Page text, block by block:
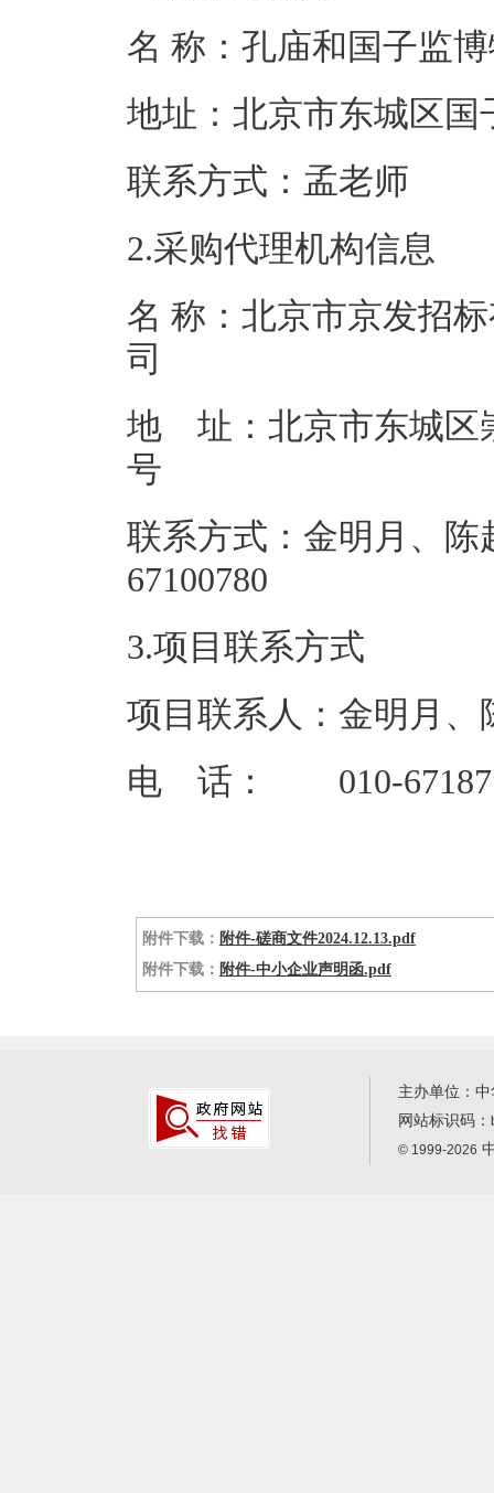
名 称：孔庙和
地址：北京市
联系方式：
2.采购代理机构信息
名 称：北京市京发招
地 址：北京市东城区
联系方式：金明月、陈
3.项目联系方式
项目联系人：金明月、
电 话： 010-
附件下载： 附件-磋商文件2024.12.13.pdf
附件下载： 附件-中小企业声明函.pdf
主办单位：
网站标识码：
© 1999-2026